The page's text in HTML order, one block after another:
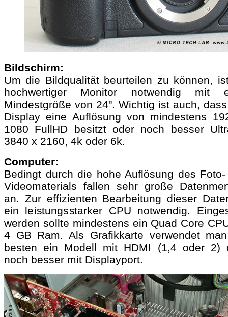
Bildschirm:
Um die Bildqualität beurteilen zu können,
hochwertiger Monitor notwendig mit
Mindestgröße von 24". Wichtig ist auch,
Display eine Auflösung von mindestens
1080 FullHD besitzt oder noch besser
3840 x 2160, 4k oder 6k.
Computer:
Bedingt durch die hohe Auflösung des
Videomaterials fallen sehr große
an. Zur effizienten Bearbeitung dieser
ein leistungsstarker CPU notwendig.
werden sollte mindestens ein Quad Core
4 GB Ram. Als Grafikkarte verwendet
besten ein Modell mit HDMI (1,4 oder 2)
noch besser mit Displayport.